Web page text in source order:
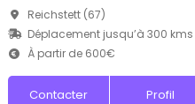
Reichstett (67)
Déplacement jusqu’à 300 kms
À partir de 600€
Contacter Profil